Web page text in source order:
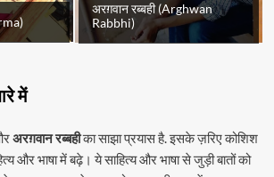
अरग़वान रब्बही (Arghwan
Rabbhi)
में
अरग़वान रब्बहीका साझा प्रयास है. इसके ज़रिए कोशिश
और भाषा में बढ़े। ये साहित्य और भाषा से जुड़ी बातों को